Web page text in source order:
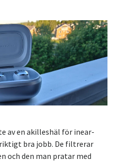
av en akilleshäl för inear-
bra jobb. De filtrerar
och den man pratar med